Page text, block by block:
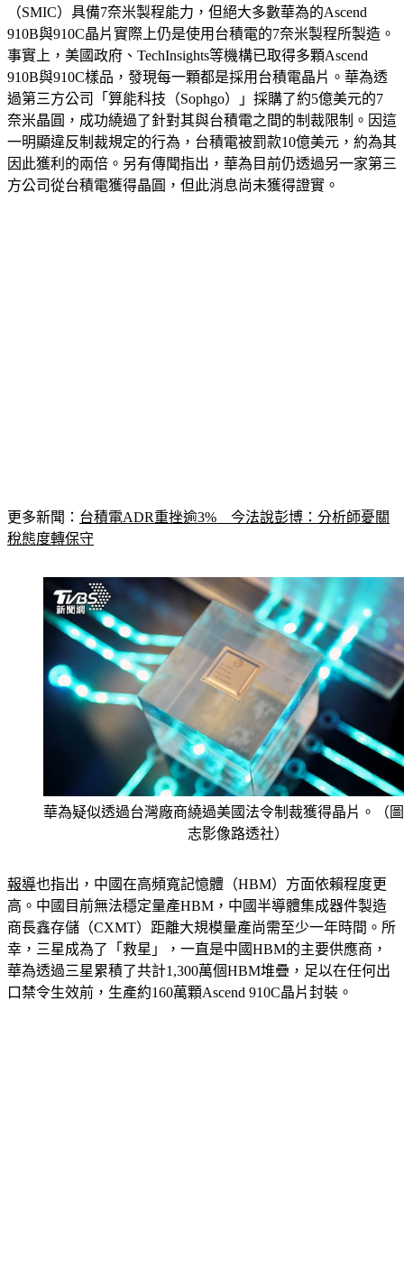
（SMIC）具備7奈米製程能力，但絕大多數華為的Ascend
910B與910C晶片實際上仍是使用台積電的7奈米製程所製造。
事實上，美國政府、TechInsights等機構已取得多顆Ascend
910B與910C樣品，發現每一顆都是採用台積電晶片。華為透
過第三方公司「算能科技（Sophgo）」採購了約5億美元的7
奈米晶圓，成功繞過了針對其與台積電之間的制裁限制。因這
一明顯違反制裁規定的行為，台積電被罰款10億美元，約為其
因此獲利的兩倍。另有傳聞指出，華為目前仍透過另一家第三
方公司從台積電獲得晶圓，但此消息尚未獲得證實。
更多新聞： 台積電ADR重挫逾3%　今法說彭博：分析師憂關
稅態度轉保守
華為疑似透過台灣廠商繞過美國法令制裁獲得晶片。（
志影像路透社）
報導也指出，中國在高頻寬記憶體（HBM）方面依賴程度更
高。中國目前無法穩定量產HBM，中國半導體集成器件製造
商長鑫存儲（CXMT）距離大規模量產尚需至少一年時間。所
幸，三星成為了「救星」，一直是中國HBM的主要供應商，
華為透過三星累積了共計1,300萬個HBM堆疊，足以在任何出
口禁令生效前，生產約160萬顆Ascend 910C晶片封裝。